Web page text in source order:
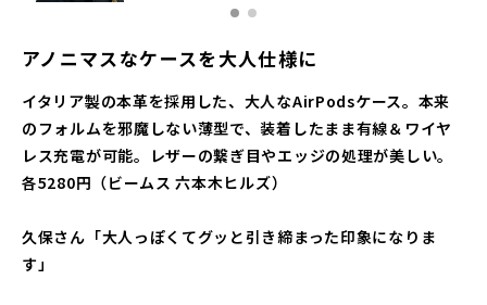
アノニマスなケースを大人仕様に
イタリア製の本革を採用した、大人なAirPodsケース。本来
のフォルムを邪魔しない薄型で、装着したまま有線＆ワイヤ
レス充電が可能。レザーの繋ぎ目やエッジの処理が美しい。
各5280円（ビームス 六本木ヒルズ）
久保さん「大人っぽくてグッと引き締まった印象になりま
す」